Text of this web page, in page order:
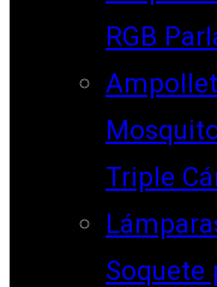
RGB
Triple
Soquete